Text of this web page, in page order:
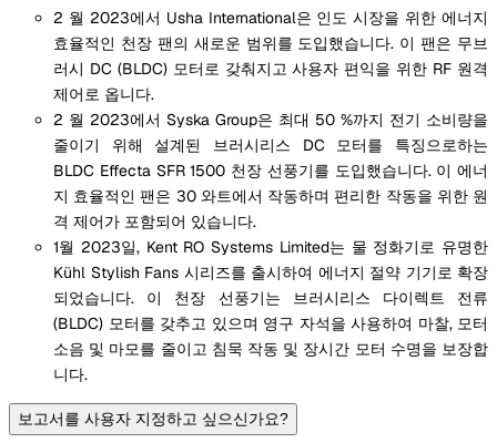
2 월 2023에서 Usha International은 인도 시장을 위한 에너지
효율적인 천장 팬의 새로운 범위를 도입했습니다. 이 팬은 무브
러시 DC (BLDC) 모터로 갖춰지고 사용자 편익을 위한 RF 원격
제어로 옵니다.
2 월 2023에서 Syska Group은 최대 50 %까지 전기 소비량을
줄이기 위해 설계된 브러시리스 DC 모터를 특징으로하는
BLDC Effecta SFR 1500 천장 선풍기를 도입했습니다. 이 에너
지 효율적인 팬은 30 와트에서 작동하며 편리한 작동을 위한 원
격 제어가 포함되어 있습니다.
1월 2023일, Kent RO Systems Limited는 물 정화기로 유명한
Kühl Stylish Fans 시리즈를 출시하여 에너지 절약 기기로 확장
되었습니다. 이 천장 선풍기는 브러시리스 다이렉트 전류
(BLDC) 모터를 갖추고 있으며 영구 자석을 사용하여 마찰, 모터
소음 및 마모를 줄이고 침묵 작동 및 장시간 모터 수명을 보장합
니다.
보고서를 사용자 지정하고 싶으신가요?